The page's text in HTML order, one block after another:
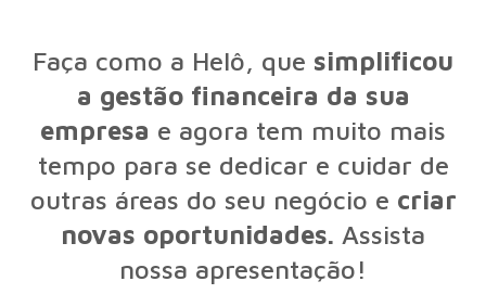
Faça como a Helô, que simplificou
a gestão financeira da sua
empresa e agora tem muito mais
tempo para se dedicar e cuidar de
outras áreas do seu negócio e criar
novas oportunidades. Assista
nossa apresentação!